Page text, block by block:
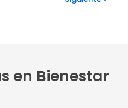
en Bienestar